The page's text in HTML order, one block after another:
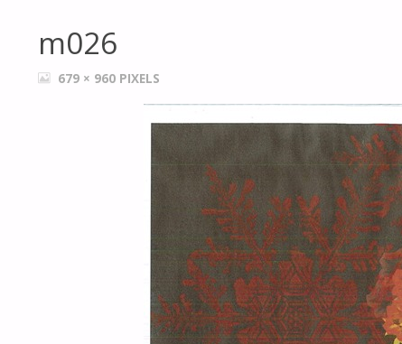
m026
FULL679 × 960 PIXELS